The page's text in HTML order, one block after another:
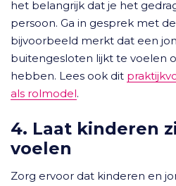
het belangrijk dat je het
persoon. Ga in gesprek met
bijvoorbeeld merkt dat een
buitengesloten lijkt te voelen
hebben. Lees ook dit
als rolmodel.
4. Laat kinderen
voelen
Zorg ervoor dat kinderen en